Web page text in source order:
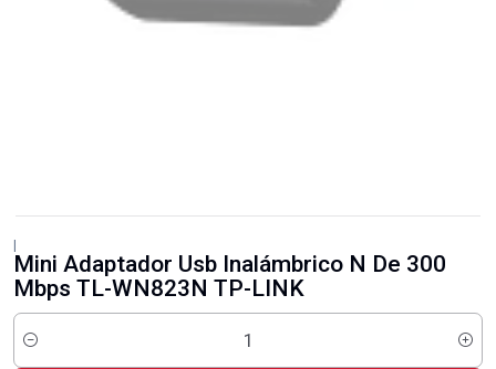
Mini Adaptador Usb Inalámbrico N De 300
Mbps TL-WN823N TP-LINK
Cantidad